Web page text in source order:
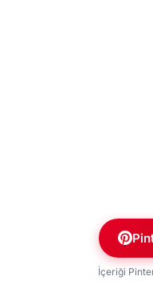
İçeriği